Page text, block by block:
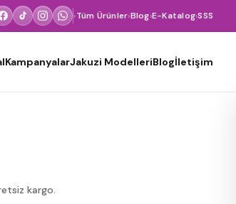
›Tüm Ürünler›Blog›E-Katalog›SSS
KampanyalarJakuzi ModelleriBlogİletişim
kargo.